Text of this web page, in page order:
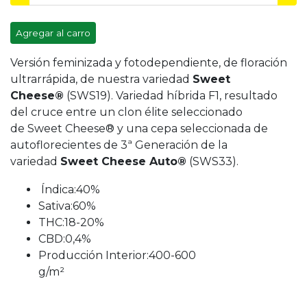
Agregar al carro
Versión feminizada y fotodependiente, de floración
ultrarrápida, de nuestra variedad Sweet
Cheese® (SWS19). Variedad híbrida F1, resultado
del cruce entre un clon élite seleccionado
de Sweet Cheese® y una cepa seleccionada de
autoflorecientes de 3ª Generación de la
variedad Sweet Cheese Auto® (SWS33).
Índica:40%
Sativa:60%
THC:18-20%
CBD:0,4%
Producción Interior:400-600
g/m²